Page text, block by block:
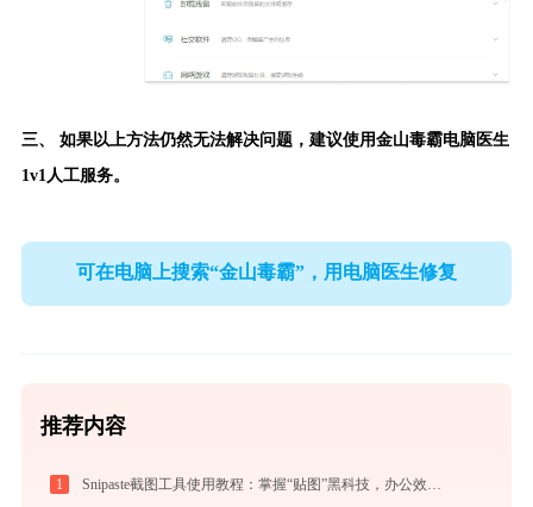
三、 如果以上方法仍然无法解决问题，建议使用金山毒霸电脑医生
1v1人工服务。
可在电脑上搜索“金山毒霸”，用电脑医生修复
推荐内容
1